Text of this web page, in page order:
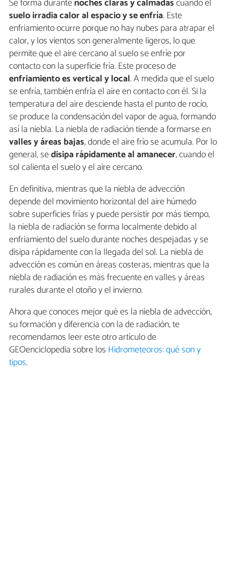
suelo irradia calor al espacio y se enfría. Este
enfriamiento ocurre porque no hay nubes para atrapar el
calor, y los vientos son generalmente ligeros, lo que
permite que el aire cercano al suelo se enfríe por
contacto con la superficie fría. Este proceso de
enfriamiento es vertical y local. A medida que el suelo
se enfría, también enfría el aire en contacto con él. Si la
temperatura del aire desciende hasta el punto de rocío,
se produce la condensación del vapor de agua, formando
así la niebla. La niebla de radiación tiende a formarse en
valles y áreas bajas, donde el aire frío se acumula. Por lo
general, sedisipa rápidamente al amanecer, cuando el
sol calienta el suelo y el aire cercano.
En definitiva, mientras que la niebla de advección
depende del movimiento horizontal del aire húmedo
sobre superficies frías y puede persistir por más tiempo,
la niebla de radiación se forma localmente debido al
enfriamiento del suelo durante noches despejadas y se
disipa rápidamente con la llegada del sol. La niebla de
advección es común en áreas costeras, mientras que la
niebla de radiación es más frecuente en valles y áreas
rurales durante el otoño y el invierno.
Ahora que conoces mejor qué es la niebla de advección,
su formación y diferencia con la de radiación, te
recomendamos leer este otro artículo de
GEOenciclopedia sobre los Hidrometeoros: qué son y
tipos.